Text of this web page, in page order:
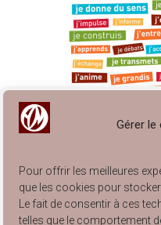
Gérer
Pour offrir les meilleures
que les cookies pour
Le fait de consentir à ces
telles que le comportement
Engagé à Lyon…
Catalogue
Catalogue Arts de